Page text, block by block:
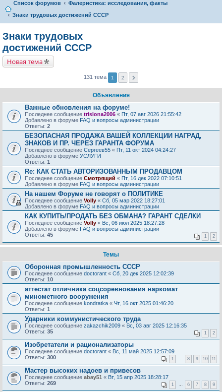
Список форумов
Фалеристика: исследования, факты
Знаки трудовых достижений CCCP
Знаки трудовых
достижений CCCP
Новая тема
131 тема 1 2
Объявления
Важные обновления на форуме!
Последнее сообщение trislona2006 « Пт, 07 авг 2026 21:55:42
Добавлено в форуме FAQ и вопросы администрации
Ответы: 2
БЕЗОПАСНАЯ ПРОДАЖА ВАШЕЙ КОЛЛЕКЦИИ НАГРАД,
ЗНАКОВ И ПР. ЧЕРЕЗ ГАРАНТА ФОРУМА
Последнее сообщение Сергеев55 « Пт, 11 окт 2024 04:24:27
Добавлено в форуме УСЛУГИ
Ответы: 1
Re: КАК СТАТЬ АВТОРИЗОВАННЫМ ПРОДАВЦОМ
Последнее сообщение Смотрящий « Пт, 16 дек 2022 07:10:51
Добавлено в форуме FAQ и вопросы администрации
На нашем Форуме не говорят о ПОЛИТИКЕ
Последнее сообщение Volly « Сб, 05 мар 2022 18:27:01
Добавлено в форуме FAQ и вопросы администрации
КАК КУПИТЬ/ПРОДАТЬ БЕЗ ОБМАНА? ГАРАНТ СДЕЛКИ
Последнее сообщение Volly « Вс, 06 июл 2025 18:27:28
Добавлено в форуме FAQ и вопросы администрации
Ответы: 45 1 2
Темы
Оборонная промышленность СССР
Последнее сообщение doctorant « Сб, 20 дек 2025 12:02:39
Ответы: 10
аттестат отличника соцсоревнования наркомат
минометного вооружения
Последнее сообщение kondratka « Чт, 16 окт 2025 01:46:20
Ответы: 1
Ударники коммунистического труда
Последнее сообщение zakazchik2009 « Вс, 03 авг 2025 12:16:35
Ответы: 35 1 2
Изобретатели и рационализаторы
Последнее сообщение doctorant « Вс, 11 май 2025 12:57:09
Ответы: 300 1 … 8 9 10 11
Мастер высоких надоев и привесов
Последнее сообщение abay51 « Вт, 15 апр 2025 18:28:17
Ответы: 269 1 … 6 7 8 9